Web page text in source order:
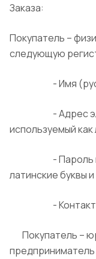
Заказа:
Покупатель –
следующую
- Имя
- Адрес
используемый как
- Пароль к
латинские буквы
-
Покупатель –